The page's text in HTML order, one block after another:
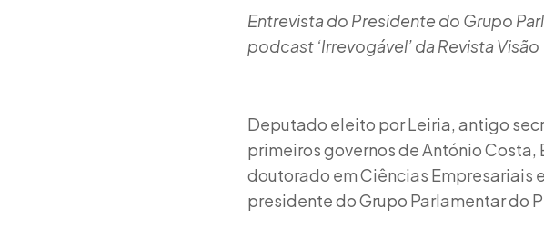
Entrevista do Presidente do Grupo
podcast ‘Irrevogável’ da Revista Visão
Deputado eleito por Leiria, antigo
primeiros governos de António Costa,
doutorado em Ciências Empresariais
presidente do Grupo Parlamentar do